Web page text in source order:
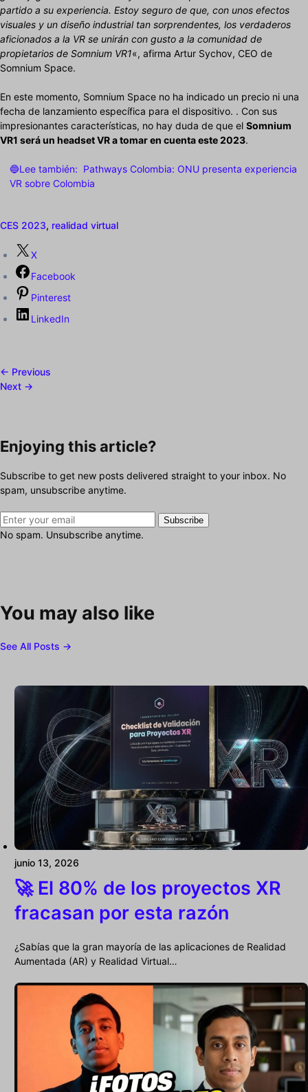
partido a su experiencia. Estoy seguro de que, con unos efectos
visuales y un diseño industrial tan sorprendentes, los verdaderos
aficionados a la VR se unirán con gusto a la comunidad de
propietarios de Somnium VR1«, afirma Artur Sychov, CEO de
Somnium Space.
En este momento, Somnium Space no ha indicado un precio ni una
fecha de lanzamiento específica para el dispositivo. . Con sus
impresionantes características, no hay duda de que el Somnium
VR1 será un headset VR a tomar en cuenta este 2023.
🔵Lee también: Pathways Colombia: ONU presenta experiencia
VR sobre Colombia
CES 2023, realidad virtual
X
Facebook
Pinterest
LinkedIn
← Previous
Next →
Enjoying this article?
Subscribe to get new posts delivered straight to your inbox. No
spam, unsubscribe anytime.
Subscribe
No spam. Unsubscribe anytime.
You may also like
See All Posts →
junio 13, 2026
🚀 El 80% de los proyectos XR
fracasan por esta razón
¿Sabías que la gran mayoría de las aplicaciones de Realidad
Aumentada (AR) y Realidad Virtual…